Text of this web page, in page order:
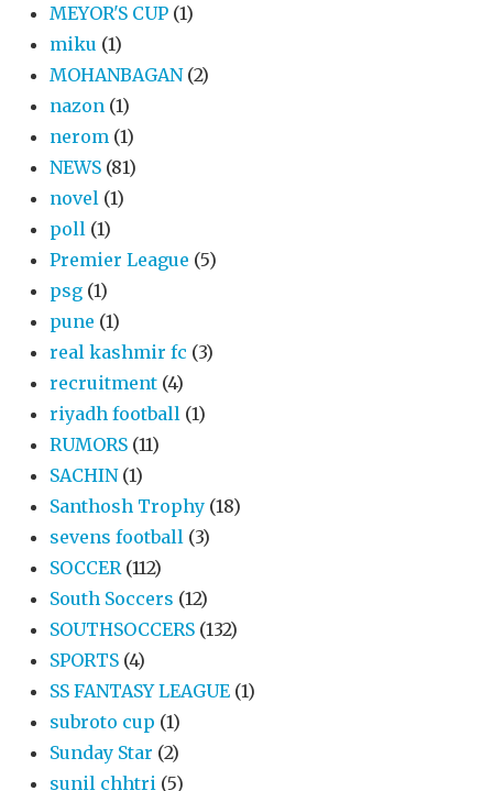
MEYOR'S CUP (1)
miku (1)
MOHANBAGAN (2)
nazon (1)
nerom (1)
NEWS (81)
novel (1)
poll (1)
Premier League (5)
psg (1)
pune (1)
real kashmir fc (3)
recruitment (4)
riyadh football (1)
RUMORS (11)
SACHIN (1)
Santhosh Trophy (18)
sevens football (3)
SOCCER (112)
South Soccers (12)
SOUTHSOCCERS (132)
SPORTS (4)
SS FANTASY LEAGUE (1)
subroto cup (1)
Sunday Star (2)
sunil chhtri (5)